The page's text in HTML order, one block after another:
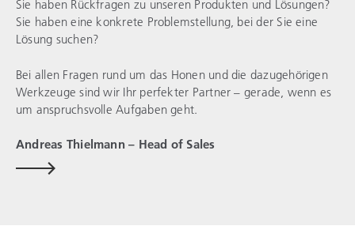
Sie haben Rückfragen zu unseren Produkten und Lösungen?
Sie haben eine konkrete Problemstellung, bei der Sie eine
Lösung suchen?
Bei allen Fragen rund um das Honen und die dazugehörigen
Werkzeuge sind wir Ihr perfekter Partner – gerade, wenn es
um anspruchsvolle Aufgaben geht.
Andreas Thielmann – Head of Sales